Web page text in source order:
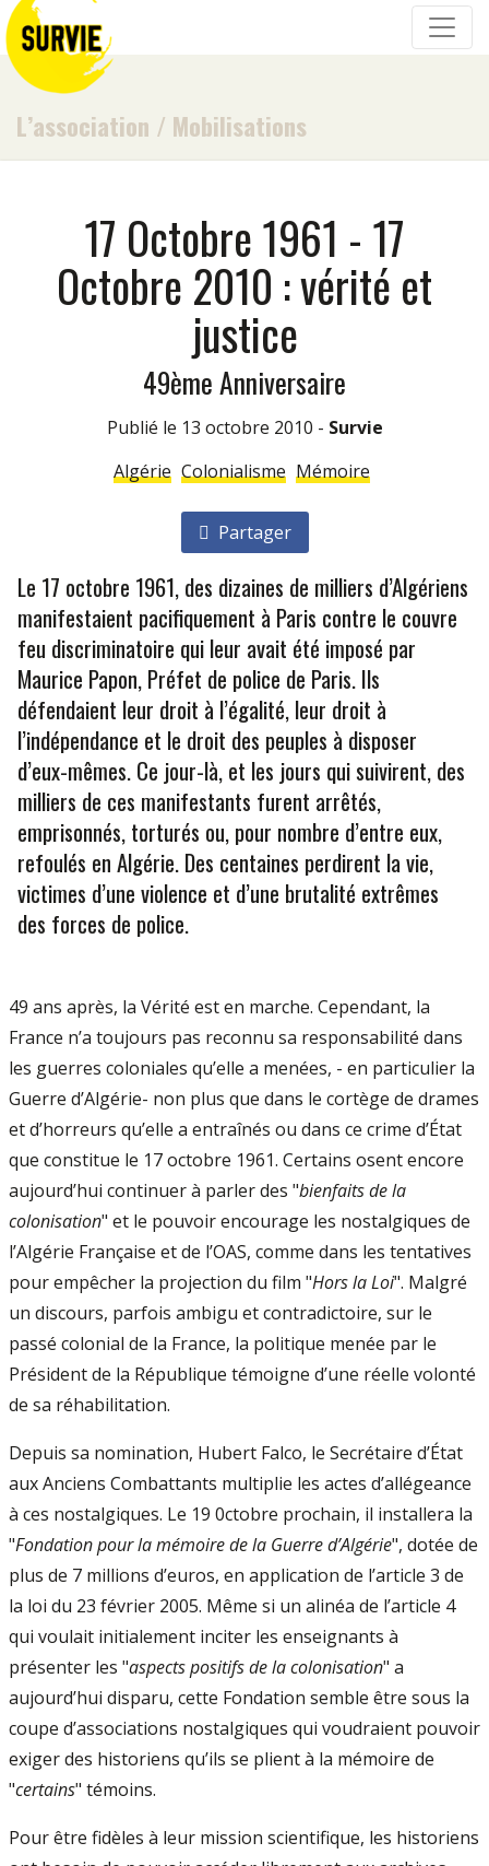
L’association / Mobilisations
17 Octobre 1961 - 17
Octobre 2010 : vérité et
justice
49ème Anniversaire
Publié le 13 octobre 2010 - Survie
Algérie Colonialisme Mémoire
Partager
Le 17 octobre 1961, des dizaines de milliers d’Algériens
manifestaient pacifiquement à Paris contre le couvre
feu discriminatoire qui leur avait été imposé par
Maurice Papon, Préfet de police de Paris. Ils
défendaient leur droit à l’égalité, leur droit à
l’indépendance et le droit des peuples à disposer
d’eux-mêmes. Ce jour-là, et les jours qui suivirent, des
milliers de ces manifestants furent arrêtés,
emprisonnés, torturés ou, pour nombre d’entre eux,
refoulés en Algérie. Des centaines perdirent la vie,
victimes d’une violence et d’une brutalité extrêmes
des forces de police.
49 ans après, la Vérité est en marche. Cependant, la
France n’a toujours pas reconnu sa responsabilité dans
les guerres coloniales qu’elle a menées, - en particulier la
Guerre d’Algérie- non plus que dans le cortège de drames
et d’horreurs qu’elle a entraînés ou dans ce crime d’État
que constitue le 17 octobre 1961. Certains osent encore
aujourd’hui continuer à parler des "bienfaits de la
colonisation" et le pouvoir encourage les nostalgiques de
l’Algérie Française et de l’OAS, comme dans les tentatives
pour empêcher la projection du film "Hors la Loi". Malgré
un discours, parfois ambigu et contradictoire, sur le
passé colonial de la France, la politique menée par le
Président de la République témoigne d’une réelle volonté
de sa réhabilitation.
Depuis sa nomination, Hubert Falco, le Secrétaire d’État
aux Anciens Combattants multiplie les actes d’allégeance
à ces nostalgiques. Le 19 0ctobre prochain, il installera la
"Fondation pour la mémoire de la Guerre d’Algérie", dotée de
plus de 7 millions d’euros, en application de l’article 3 de
la loi du 23 février 2005. Même si un alinéa de l’article 4
qui voulait initialement inciter les enseignants à
présenter les "aspects positifs de la colonisation" a
aujourd’hui disparu, cette Fondation semble être sous la
coupe d’associations nostalgiques qui voudraient pouvoir
exiger des historiens qu’ils se plient à la mémoire de
"certains" témoins.
Pour être fidèles à leur mission scientifique, les historiens